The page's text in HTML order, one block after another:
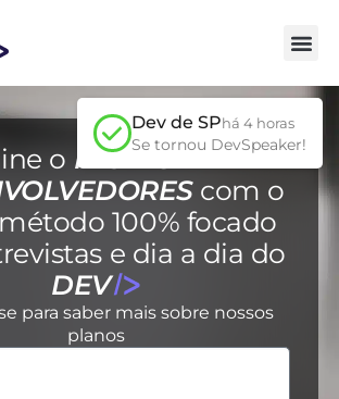
o INGLÊS PARA
com o
100% focado
e dia a dia do
DEV
para saber mais sobre nossos
planos
Dev de SPhá 4 horas